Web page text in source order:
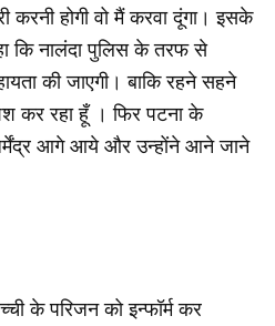
करनी होगी वो मैं करवा दूंगा। इसके
कि नालंदा पुलिस के तरफ से
की जाएगी। बाकि रहने सहने
कर रहा हूँ । फिर पटना के
आगे आये और उन्होंने आने जाने
के परिजन को इन्फॉर्म कर